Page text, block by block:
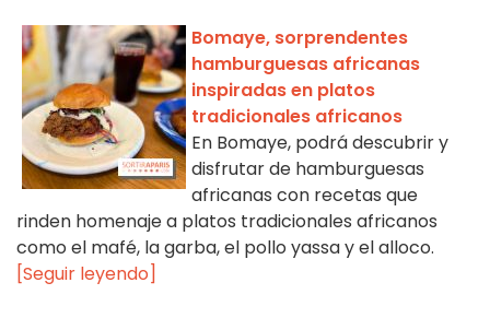
Bomaye, sorprendentes
hamburguesas africanas
inspiradas en platos
tradicionales africanos
En Bomaye, podrá descubrir y
disfrutar de hamburguesas
africanas con recetas que
rinden homenaje a platos tradicionales africanos
como el mafé, la garba, el pollo yassa y el alloco.
[Seguir leyendo]